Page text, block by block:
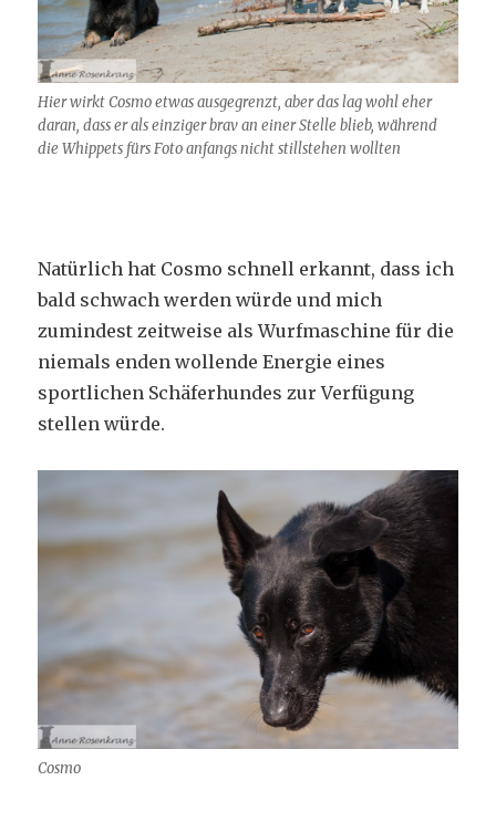
Hier wirkt Cosmo etwas ausgegrenzt, aber das lag wohl eher
daran, dass er als einziger brav an einer Stelle blieb, während
die Whippets fürs Foto anfangs nicht stillstehen wollten
Natürlich hat Cosmo schnell erkannt, dass ich
bald schwach werden würde und mich
zumindest zeitweise als Wurfmaschine für die
niemals enden wollende Energie eines
sportlichen Schäferhundes zur Verfügung
stellen würde.
Cosmo